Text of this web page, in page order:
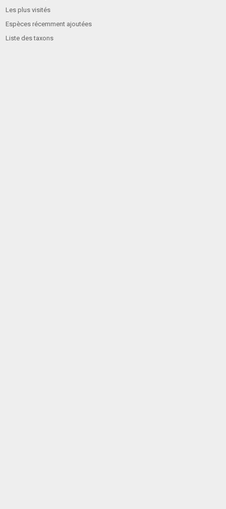
Les plus visités
Espèces récemment ajoutées
Liste des taxons